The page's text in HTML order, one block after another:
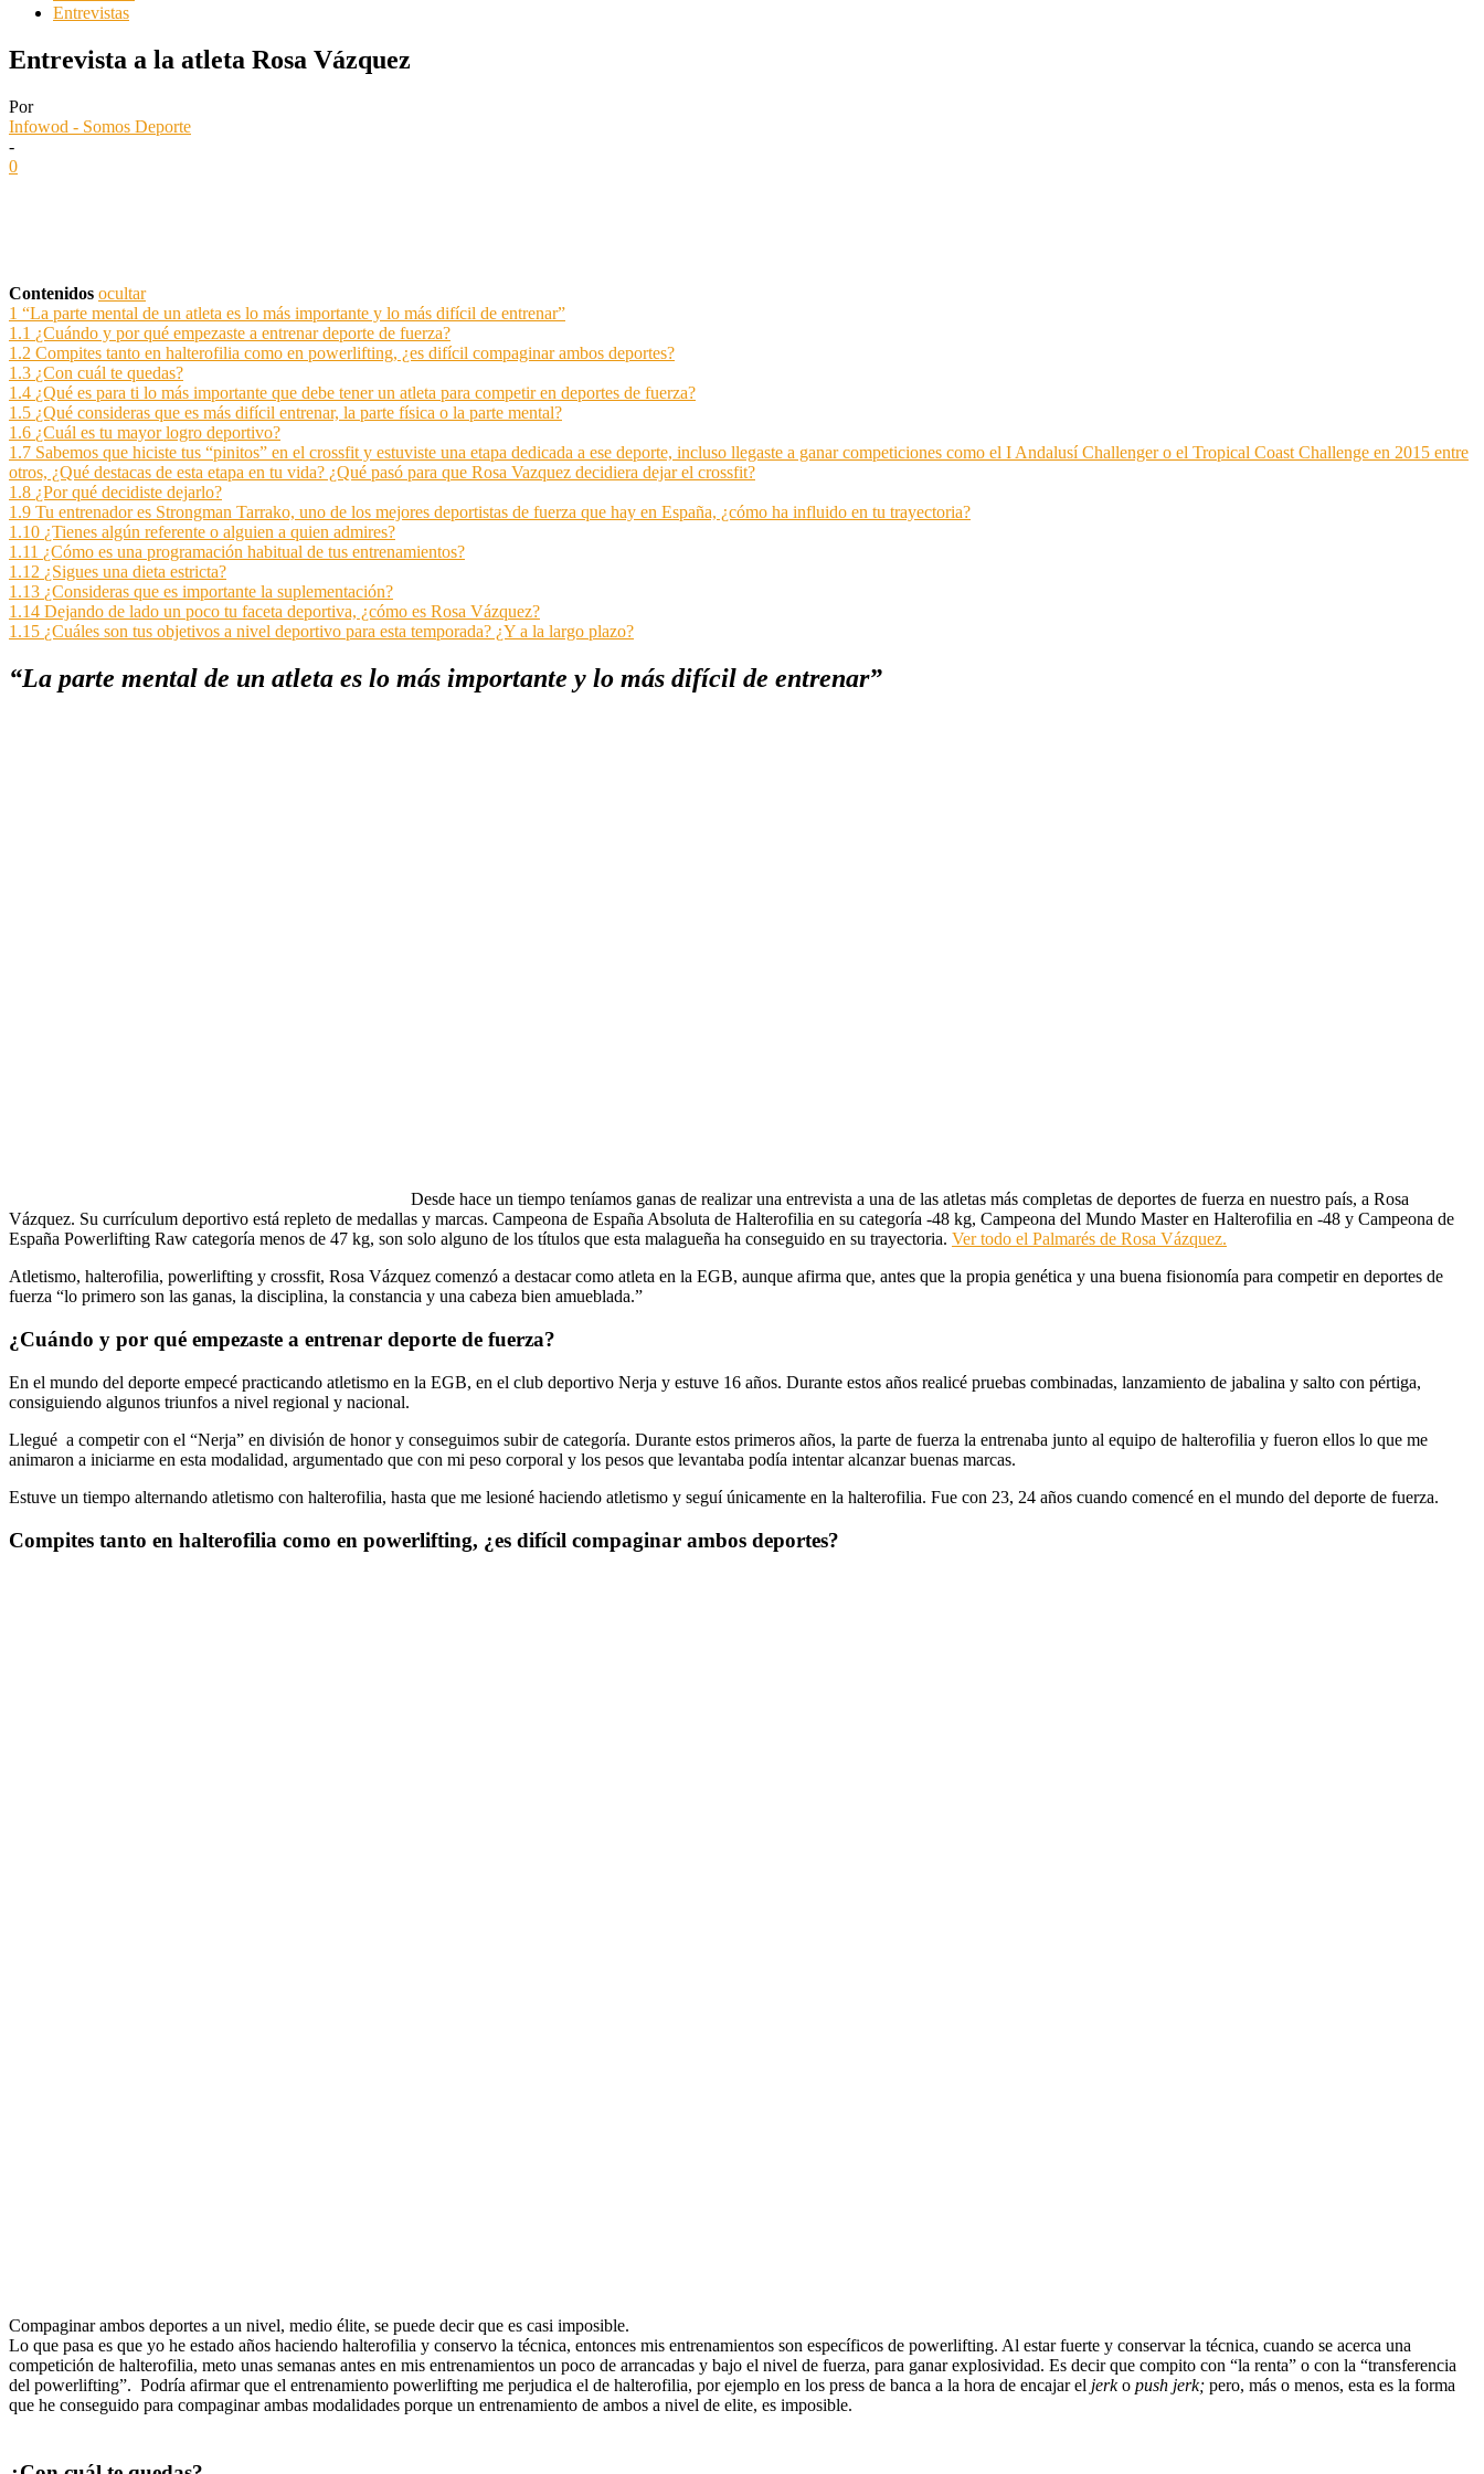
Entrevistas
Entrevista a la atleta Rosa Vázquez
Por
Infowod - Somos Deporte
-
0
Contenidos ocultar
1 “La parte mental de un atleta es lo más importante y lo más difícil de entrenar”
1.1 ¿Cuándo y por qué empezaste a entrenar deporte de fuerza?
1.2 Compites tanto en halterofilia como en powerlifting, ¿es difícil compaginar ambos deportes?
1.3 ¿Con cuál te quedas?
1.4 ¿Qué es para ti lo más importante que debe tener un atleta para competir en deportes de fuerza?
1.5 ¿Qué consideras que es más difícil entrenar, la parte física o la parte mental?
1.6 ¿Cuál es tu mayor logro deportivo?
1.7 Sabemos que hiciste tus “pinitos” en el crossfit y estuviste una etapa dedicada a ese deporte, incluso llegaste a ganar competiciones como el I Andalusí Challenger o el Tropical Coast Challenge en 2015 entre
otros, ¿Qué destacas de esta etapa en tu vida? ¿Qué pasó para que Rosa Vazquez decidiera dejar el crossfit?
1.8 ¿Por qué decidiste dejarlo?
1.9 Tu entrenador es Strongman Tarrako, uno de los mejores deportistas de fuerza que hay en España, ¿cómo ha influido en tu trayectoria?
1.10 ¿Tienes algún referente o alguien a quien admires?
1.11 ¿Cómo es una programación habitual de tus entrenamientos?
1.12 ¿Sigues una dieta estricta?
1.13 ¿Consideras que es importante la suplementación?
1.14 Dejando de lado un poco tu faceta deportiva, ¿cómo es Rosa Vázquez?
1.15 ¿Cuáles son tus objetivos a nivel deportivo para esta temporada? ¿Y a la largo plazo?
“La parte mental de un atleta es lo más importante y lo más difícil de entrenar”
Desde hace un tiempo teníamos ganas de realizar una entrevista a una de las atletas más completas de deportes de fuerza en nuestro país, a Rosa
Vázquez. Su currículum deportivo está repleto de medallas y marcas. Campeona de España Absoluta de Halterofilia en su categoría -48 kg, Campeona del Mundo Master en Halterofilia en -48 y Campeona de
España Powerlifting Raw categoría menos de 47 kg, son solo alguno de los títulos que esta malagueña ha conseguido en su trayectoria. Ver todo el Palmarés de Rosa Vázquez.
Atletismo, halterofilia, powerlifting y crossfit, Rosa Vázquez comenzó a destacar como atleta en la EGB, aunque afirma que, antes que la propia genética y una buena fisionomía para competir en deportes de
fuerza “lo primero son las ganas, la disciplina, la constancia y una cabeza bien amueblada.”
¿Cuándo y por qué empezaste a entrenar deporte de fuerza?
En el mundo del deporte empecé practicando atletismo en la EGB, en el club deportivo Nerja y estuve 16 años. Durante estos años realicé pruebas combinadas, lanzamiento de jabalina y salto con pértiga,
consiguiendo algunos triunfos a nivel regional y nacional.
Llegué a competir con el “Nerja” en división de honor y conseguimos subir de categoría. Durante estos primeros años, la parte de fuerza la entrenaba junto al equipo de halterofilia y fueron ellos lo que me
animaron a iniciarme en esta modalidad, argumentado que con mi peso corporal y los pesos que levantaba podía intentar alcanzar buenas marcas.
Estuve un tiempo alternando atletismo con halterofilia, hasta que me lesioné haciendo atletismo y seguí únicamente en la halterofilia. Fue con 23, 24 años cuando comencé en el mundo del deporte de fuerza.
Compites tanto en halterofilia como en powerlifting, ¿es difícil compaginar ambos deportes?
Compaginar ambos deportes a un nivel, medio élite, se puede decir que es casi imposible.
Lo que pasa es que yo he estado años haciendo halterofilia y conservo la técnica, entonces mis entrenamientos son específicos de powerlifting. Al estar fuerte y conservar la técnica, cuando se acerca una
competición de halterofilia, meto unas semanas antes en mis entrenamientos un poco de arrancadas y bajo el nivel de fuerza, para ganar explosividad. Es decir que compito con “la renta” o con la “transferencia
del powerlifting”. Podría afirmar que el entrenamiento powerlifting me perjudica el de halterofilia, por ejemplo en los press de banca a la hora de encajar el jerko push jerk; pero, más o menos, esta es la forma
que he conseguido para compaginar ambas modalidades porque un entrenamiento de ambos a nivel de elite, es imposible.